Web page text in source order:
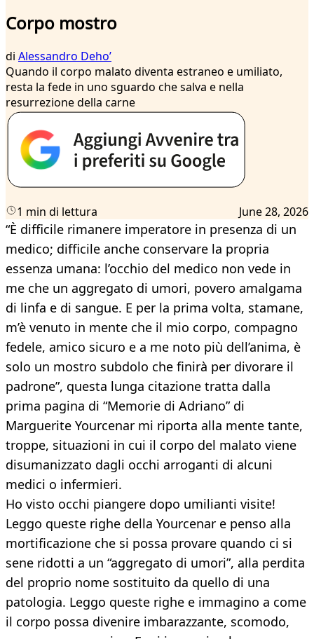
Corpo mostro
di Alessandro Dehoʼ
Quando il corpo malato diventa estraneo e umiliato,
resta la fede in uno sguardo che salva e nella
resurrezione della carne
1 min di lettura June 28, 2026
“È difficile rimanere imperatore in presenza di un
medico; difficile anche conservare la propria
essenza umana: l’occhio del medico non vede in
me che un aggregato di umori, povero amalgama
di linfa e di sangue. E per la prima volta, stamane,
m’è venuto in mente che il mio corpo, compagno
fedele, amico sicuro e a me noto più dell’anima, è
solo un mostro subdolo che finirà per divorare il
padrone”, questa lunga citazione tratta dalla
prima pagina di “Memorie di Adriano” di
Marguerite Yourcenar mi riporta alla mente tante,
troppe, situazioni in cui il corpo del malato viene
disumanizzato dagli occhi arroganti di alcuni
medici o infermieri.
Ho visto occhi piangere dopo umilianti visite!
Leggo queste righe della Yourcenar e penso alla
mortificazione che si possa provare quando ci si
sene ridotti a un “aggregato di umori”, alla perdita
del proprio nome sostituito da quello di una
patologia. Leggo queste righe e immagino a come
il corpo possa divenire imbarazzante, scomodo,